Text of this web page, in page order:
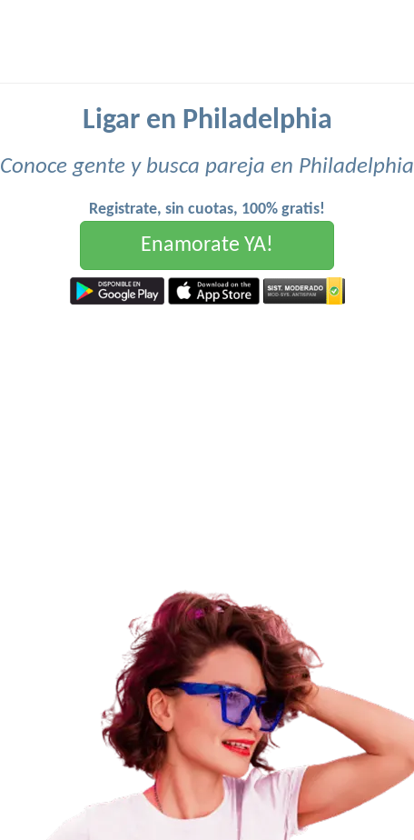
Ligar en Philadelphia
Conoce gente y busca pareja en Philadelphia
Registrate, sin cuotas, 100% gratis!
Enamorate YA!